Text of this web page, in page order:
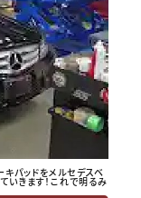
パッドをメルセデスベ
いきます！これで明るみ